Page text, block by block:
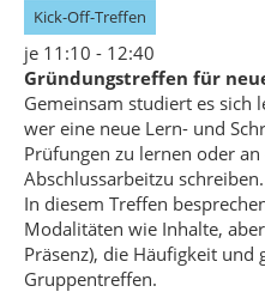
Kick-Off-Treffen
je 11:10 - 12:40
Gründungstreffen für
Gemeinsam studiert es sich
wer eine neue Lern- und
Prüfungen zu lernen oder
Abschlussarbeitzu schreiben.
In diesem Treffen
Modalitäten wie Inhalte,
Präsenz), die Häufigkeit und
Gruppentreffen.